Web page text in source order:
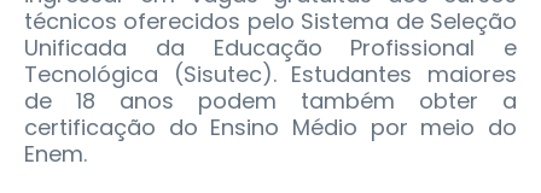
técnicos oferecidos pelo Sistema de Seleção
Unificada da Educação Profissional e
Tecnológica (Sisutec). Estudantes maiores
de 18 anos podem também obter a
certificação do Ensino Médio por meio do
Enem.